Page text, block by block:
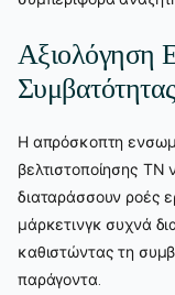
Αξιολόγηση
Η απρόσκοπτη
βελτιστοποίησης ΤΝ
διαταράσσουν ροές
μάρκετινγκ συχνά
καθιστώντας τη
παράγοντα.